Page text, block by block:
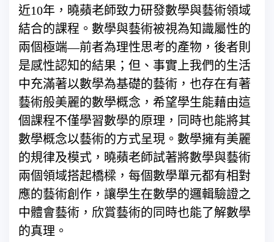
近10年，曉蘋老師致力研發數學與藝術領域
結合的課程。數學與藝術被視為知識屬性的
兩個極端—前者為理性思考的產物，後者則
是感性認知的結果；但、事實上我們的生活
中充滿著以數學為基礎的藝術，也存在有著
藝術般美麗的數學概念，希望學生能藉由這
個課程不僅學習數學的原理，同時也能將其
數學概念以藝術的方式呈現。數學擁有美麗
的規律及模式，曉蘋老師試著將數學與藝術
兩個領域搭起橋樑，每個數學單元都有相對
應的藝術創作，讓學生在數學的邏輯驗證之
中體會藝術，欣賞藝術的同時也能了解數學
的真理。